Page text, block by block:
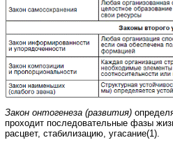
Закон онтогенеза (развития)
проходит последовательные фазы
расцвет, стабилизацию, угасание(1).